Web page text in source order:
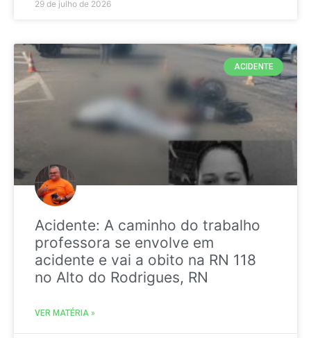
29 de julho de 2026
ACIDENTE
Acidente: A caminho do trabalho
professora se envolve em
acidente e vai a obito na RN 118
no Alto do Rodrigues, RN
VER MATÉRIA »